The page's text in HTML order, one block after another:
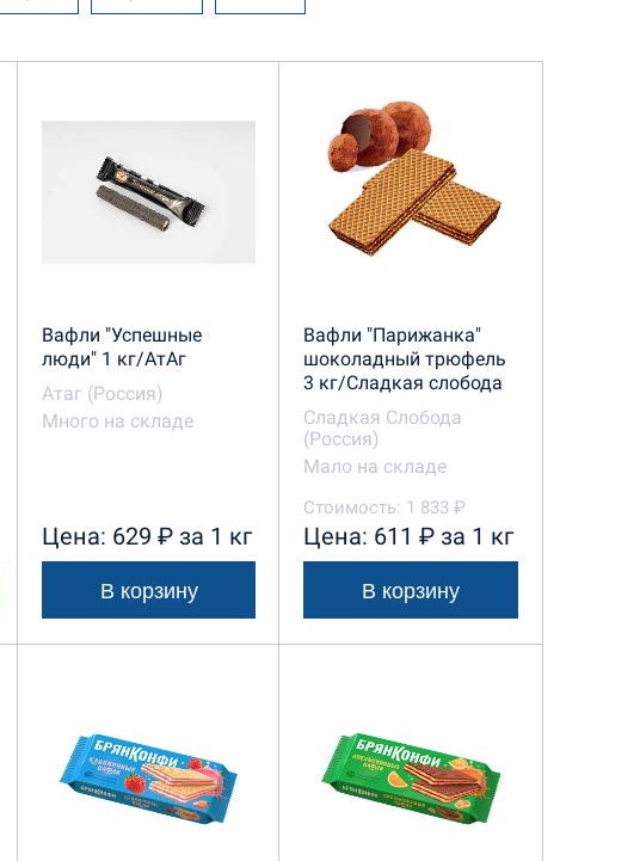
Вафли "Успешные
люди" 1 кг/АтАг
Атаг (Россия)
Много на складе
Цена: 629 ₽ за 1 кг
В корзину
Вафли "Парижанка"
шоколадный трюфель
3 кг/Сладкая слобода
Сладкая Слобода
(Россия)
Мало на складе
Стоимость: 1 833 ₽
Цена: 611 ₽ за 1 кг
В корзину